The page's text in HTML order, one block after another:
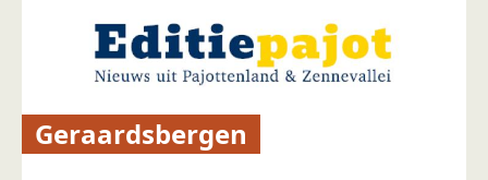
Geraardsbergen